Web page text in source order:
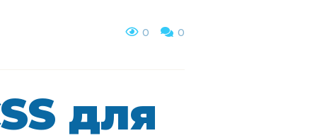
0 0
для